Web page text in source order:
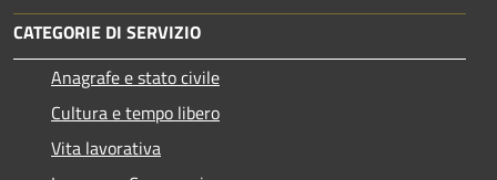
CATEGORIE DI SERVIZIO
Anagrafe e stato civile
Cultura e tempo libero
Vita lavorativa